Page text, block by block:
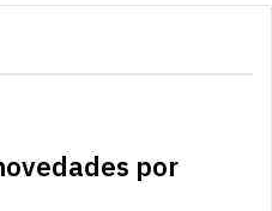
por